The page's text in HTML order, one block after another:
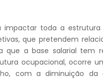
toda a estrutura
que pretendem
que a base salarial tem
ocupacional, ocorre
com a diminuição da